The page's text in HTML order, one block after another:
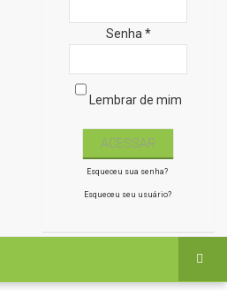
Senha *
Lembrar de mim
Esqueceu sua senha?
Esqueceu seu usuário?